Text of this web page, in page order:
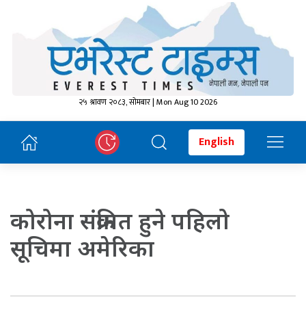
२५ श्रावण २०८३, सोमबार | Mon Aug 10 2026
English
कोरोना संक्रमित हुने पहिलो
सूचिमा अमेरिका